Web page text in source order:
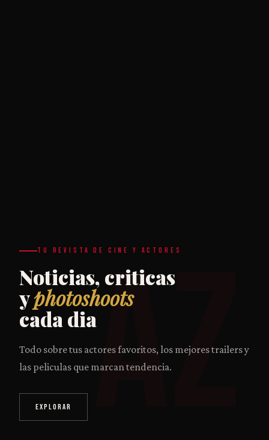
AZ
TU REVISTA DE CINE Y ACTORES
Noticias, criticas
yphotoshoots
cada dia
Todo sobre tus actores favoritos, los mejores trailers y
las peliculas que marcan tendencia.
EXPLORAR